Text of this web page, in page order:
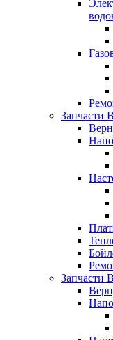
Запчасти
Запчасти